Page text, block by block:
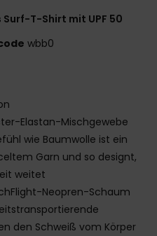
T-Shirt mit UPF 50
wbb0
Elastan-Mischgewebe
wie Baumwolle ist ein
Garn und so designt,
weitet
Neopren-Schaum
den Schweiß vom Körper